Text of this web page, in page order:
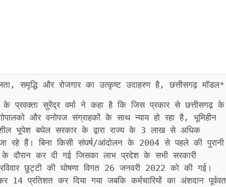
समृद्धि और रोजगार का उत्कृष्ट उदाहरण है, छत्तीसगढ़ मॉडल*
प्रवक्ता सुरेंद्र वर्मा ने कहा है कि जिस प्रकार से छत्तीसगढ़ के
और वनोपज संग्राहकों के साथ न्याय हो रहा है, भूमिहीन
भूपेश बघेल सरकार के द्वारा राज्य के 3 लाख से अधिक
जा रहे हैं। बिना किसी संघर्ष/आंदोलन के 2004 से पहले की पुरानी
दौरान कर दी गई जिसका लाभ प्रदेश के सभी सरकारी
छुट्टी की घोषणा विगत 26 जनवरी 2022 को की गई।
प्रतिशत कर दिया गया जबकि कर्मचारियों का अंशदान पूर्ववत